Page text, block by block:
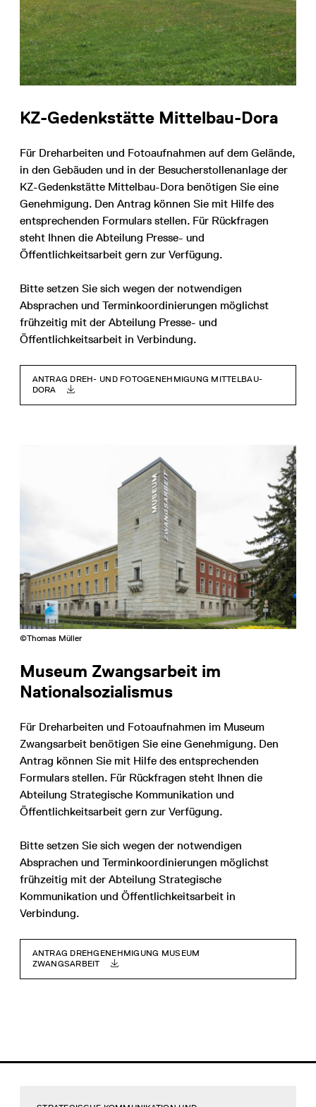
KZ-Gedenkstätte Mittelbau-Dora
Für Dreharbeiten und Fotoaufnahmen auf dem Gelände,
in den Gebäuden und in der Besucherstollenanlage der
KZ-Gedenkstätte Mittelbau-Dora benötigen Sie eine
Genehmigung. Den Antrag können Sie mit Hilfe des
entsprechenden Formulars stellen. Für Rückfragen
steht Ihnen die Abteilung Presse- und
Öffentlichkeitsarbeit gern zur Verfügung.
Bitte setzen Sie sich wegen der notwendigen
Absprachen und Terminkoordinierungen möglichst
frühzeitig mit der Abteilung Presse- und
Öffentlichkeitsarbeit in Verbindung.
ANTRAG DREH- UND FOTOGENEHMIGUNG MITTELBAU-
DORA
©Thomas Müller
Museum Zwangsarbeit im
Nationalsozialismus
Für Dreharbeiten und Fotoaufnahmen im Museum
Zwangsarbeit benötigen Sie eine Genehmigung. Den
Antrag können Sie mit Hilfe des entsprechenden
Formulars stellen. Für Rückfragen steht Ihnen die
Abteilung Strategische Kommunikation und
Öffentlichkeitsarbeit gern zur Verfügung.
Bitte setzen Sie sich wegen der notwendigen
Absprachen und Terminkoordinierungen möglichst
frühzeitig mit der Abteilung Strategische
Kommunikation und Öffentlichkeitsarbeit in
Verbindung.
ANTRAG DREHGENEHMIGUNG MUSEUM
ZWANGSARBEIT